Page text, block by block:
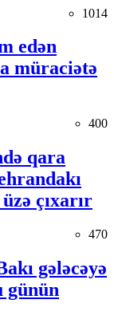
1014
edən
müraciətə
400
qara
çıxarır
470
gələcəyə
günün